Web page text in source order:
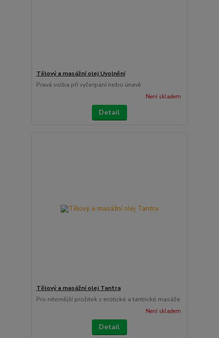
Tělový a masážní olej Uvolnění
Pravá volba při vyčerpání nebo únavě
Není skladem
Detail
Tělový a masážní olej Tantra
Pro niternější prožitek z erotické a tantrické masáže
Není skladem
Detail